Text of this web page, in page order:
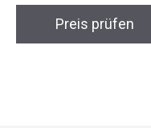
DH FitLife Kork TPE
Yogamatte Lotos